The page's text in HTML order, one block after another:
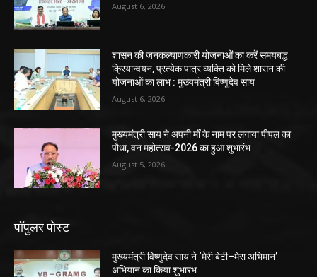
August 6, 2026
शासन की जनकल्याणकारी योजनाओं का करें समयबद्ध
क्रियान्वयन, प्रत्येक पात्र व्यक्ति को मिले शासन की
योजनाओं का लाभ : मुख्यमंत्री विष्णुदेव साय
August 6, 2026
मुख्यमंत्री साय ने अपनी माँ के नाम पर लगाया पीपल का
पौधा, वन महोत्सव-2026 का हुआ शुभारंभ
August 5, 2026
पॉपुलर पोस्ट
मुख्यमंत्री विष्णुदेव साय ने ‘मेरी बेटी–मेरा अभिमान’
अभियान का किया शुभारंभ